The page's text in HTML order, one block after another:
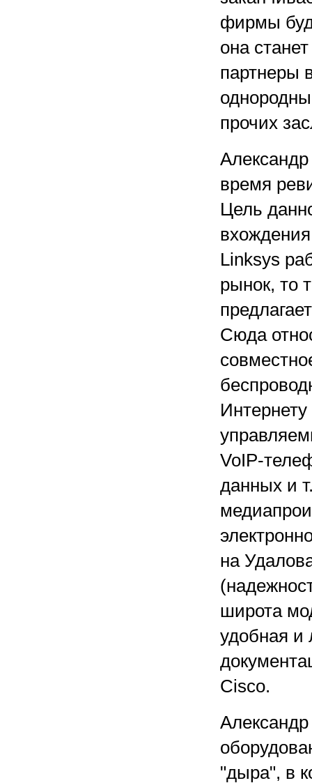
фирмы
она
партнеры
прочих
время
Цель
Linksys
рынок, то
Сюда
VoIP-
данных и
на
широта
удобная и
Cisco.
"дыра", в